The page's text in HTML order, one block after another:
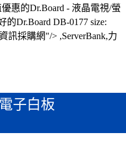
惠的Dr.Board - 液晶電視/螢
Dr.Board DB-0177 size:
訊採購網"/> ,ServerBank,力
電子白板